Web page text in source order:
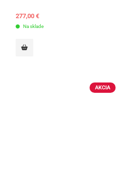
277,00 €
Na sklade
AKCIA